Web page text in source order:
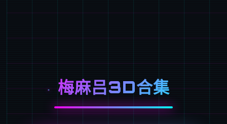
梅麻吕3D合集